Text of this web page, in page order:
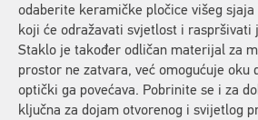
odaberite keramičke pločice višeg
koji će odražavati svjetlost i raspršivati
Staklo je također odličan materijal za
prostor ne zatvara, već omogućuje oku
optički ga povećava. Pobrinite se i za
ključna za dojam otvorenog i svijetlog